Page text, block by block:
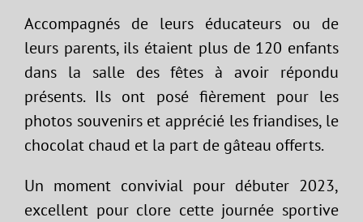
Accompagnés de leurs éducateurs ou de
leurs parents, ils étaient plus de 120 enfants
dans la salle des fêtes à avoir répondu
présents. Ils ont posé fièrement pour les
photos souvenirs et apprécié les friandises, le
chocolat chaud et la part de gâteau offerts.
Un moment convivial pour débuter 2023,
excellent pour clore cette journée sportive